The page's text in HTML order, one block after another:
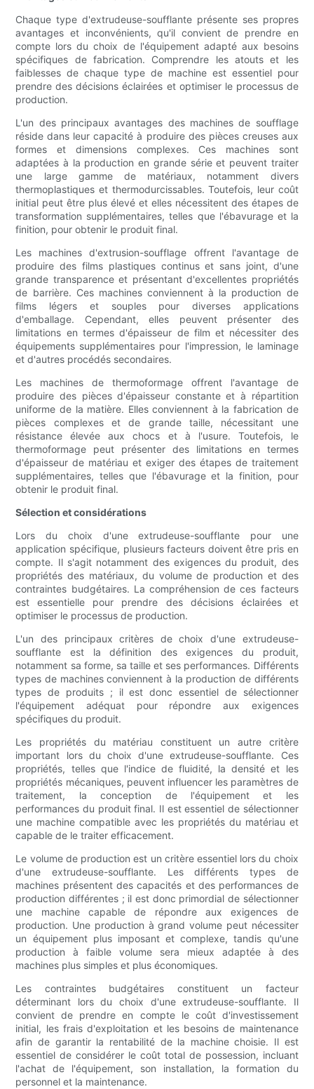
Chaque type d'extrudeuse-soufflante présente ses propres
avantages et inconvénients, qu'il convient de prendre en
compte lors du choix de l'équipement adapté aux besoins
spécifiques de fabrication. Comprendre les atouts et les
faiblesses de chaque type de machine est essentiel pour
prendre des décisions éclairées et optimiser le processus de
production.
L'un des principaux avantages des machines de soufflage
réside dans leur capacité à produire des pièces creuses aux
formes et dimensions complexes. Ces machines sont
adaptées à la production en grande série et peuvent traiter
une large gamme de matériaux, notamment divers
thermoplastiques et thermodurcissables. Toutefois, leur coût
initial peut être plus élevé et elles nécessitent des étapes de
transformation supplémentaires, telles que l'ébavurage et la
finition, pour obtenir le produit final.
Les machines d'extrusion-soufflage offrent l'avantage de
produire des films plastiques continus et sans joint, d'une
grande transparence et présentant d'excellentes propriétés
de barrière. Ces machines conviennent à la production de
films légers et souples pour diverses applications
d'emballage. Cependant, elles peuvent présenter des
limitations en termes d'épaisseur de film et nécessiter des
équipements supplémentaires pour l'impression, le laminage
et d'autres procédés secondaires.
Les machines de thermoformage offrent l'avantage de
produire des pièces d'épaisseur constante et à répartition
uniforme de la matière. Elles conviennent à la fabrication de
pièces complexes et de grande taille, nécessitant une
résistance élevée aux chocs et à l'usure. Toutefois, le
thermoformage peut présenter des limitations en termes
d'épaisseur de matériau et exiger des étapes de traitement
supplémentaires, telles que l'ébavurage et la finition, pour
obtenir le produit final.
Sélection et considérations
Lors du choix d'une extrudeuse-soufflante pour une
application spécifique, plusieurs facteurs doivent être pris en
compte. Il s'agit notamment des exigences du produit, des
propriétés des matériaux, du volume de production et des
contraintes budgétaires. La compréhension de ces facteurs
est essentielle pour prendre des décisions éclairées et
optimiser le processus de production.
L'un des principaux critères de choix d'une extrudeuse-
soufflante est la définition des exigences du produit,
notamment sa forme, sa taille et ses performances. Différents
types de machines conviennent à la production de différents
types de produits ; il est donc essentiel de sélectionner
l'équipement adéquat pour répondre aux exigences
spécifiques du produit.
Les propriétés du matériau constituent un autre critère
important lors du choix d'une extrudeuse-soufflante. Ces
propriétés, telles que l'indice de fluidité, la densité et les
propriétés mécaniques, peuvent influencer les paramètres de
traitement, la conception de l'équipement et les
performances du produit final. Il est essentiel de sélectionner
une machine compatible avec les propriétés du matériau et
capable de le traiter efficacement.
Le volume de production est un critère essentiel lors du choix
d'une extrudeuse-soufflante. Les différents types de
machines présentent des capacités et des performances de
production différentes ; il est donc primordial de sélectionner
une machine capable de répondre aux exigences de
production. Une production à grand volume peut nécessiter
un équipement plus imposant et complexe, tandis qu'une
production à faible volume sera mieux adaptée à des
machines plus simples et plus économiques.
Les contraintes budgétaires constituent un facteur
déterminant lors du choix d'une extrudeuse-soufflante. Il
convient de prendre en compte le coût d'investissement
initial, les frais d'exploitation et les besoins de maintenance
afin de garantir la rentabilité de la machine choisie. Il est
essentiel de considérer le coût total de possession, incluant
l'achat de l'équipement, son installation, la formation du
personnel et la maintenance.